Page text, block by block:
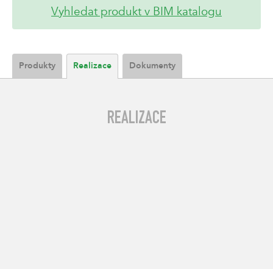
Vyhledat produkt v BIM katalogu
Produkty Realizace Dokumenty
REALIZACE